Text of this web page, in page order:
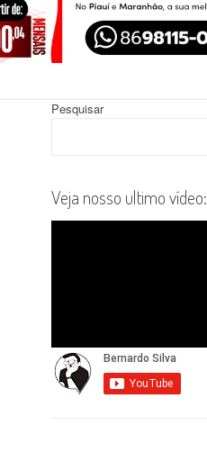
Pesquisar
Veja nosso ultimo vídeo: